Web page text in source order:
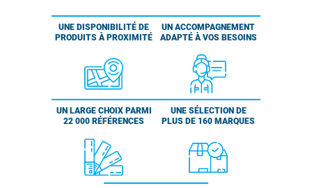
UNE DISPONIBILITÉ DE
PRODUITS À PROXIMITÉ
UN ACCOMPAGNEMENT
ADAPTÉ À VOS BESOINS
UN LARGE CHOIX PARMI
22 000 RÉFÉRENCES
UNE SÉLECTION DE
PLUS DE 160 MARQUES